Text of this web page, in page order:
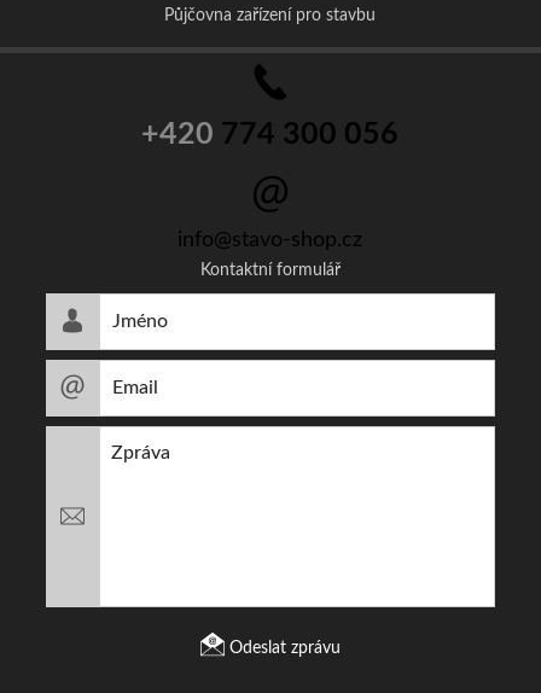
Půjčovna zařízení pro stavbu
+420 774 300 056
info@stavo-shop.cz
Kontaktní formulář
Odeslat zprávu